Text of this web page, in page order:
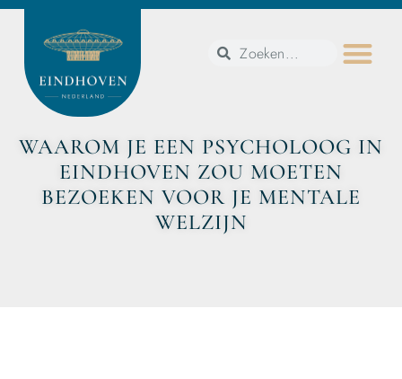
WAAROM JE EEN PSYCHOLOOG IN
EINDHOVEN ZOU MOETEN
BEZOEKEN VOOR JE MENTALE
WELZIJN